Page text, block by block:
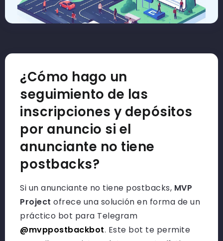
¿Cómo hago un
seguimiento de las
inscripciones y depósitos
por anuncio si el
anunciante no tiene
postbacks?
Si un anunciante no tiene postbacks, MVP
Project ofrece una solución en forma de un
práctico bot para Telegram
@mvppostbackbot. Este bot te permite